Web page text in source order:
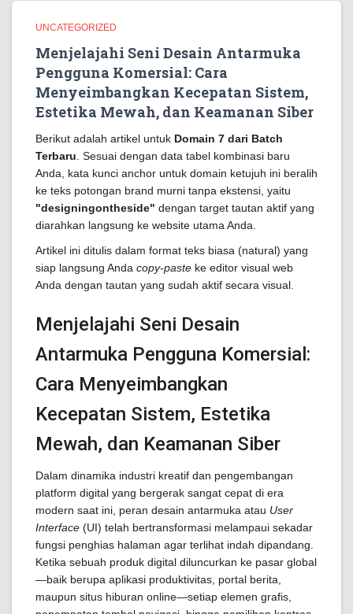
UNCATEGORIZED
Menjelajahi Seni Desain Antarmuka
Pengguna Komersial: Cara
Menyeimbangkan Kecepatan Sistem,
Estetika Mewah, dan Keamanan Siber
Berikut adalah artikel untuk Domain 7 dari Batch
Terbaru . Sesuai dengan data tabel kombinasi baru
Anda, kata kunci anchor untuk domain ketujuh ini beralih
ke teks potongan brand murni tanpa ekstensi, yaitu
"designingontheside" dengan target tautan aktif yang
diarahkan langsung ke website utama Anda.
Artikel ini ditulis dalam format teks biasa (natural) yang
siap langsung Anda copy-paste ke editor visual web
Anda dengan tautan yang sudah aktif secara visual.
Menjelajahi Seni Desain
Antarmuka Pengguna Komersial:
Cara Menyeimbangkan
Kecepatan Sistem, Estetika
Mewah, dan Keamanan Siber
Dalam dinamika industri kreatif dan pengembangan
platform digital yang bergerak sangat cepat di era
modern saat ini, peran desain antarmuka atau User
Interface (UI) telah bertransformasi melampaui sekadar
fungsi penghias halaman agar terlihat indah dipandang.
Ketika sebuah produk digital diluncurkan ke pasar global
—baik berupa aplikasi produktivitas, portal berita,
maupun situs hiburan online—setiap elemen grafis,